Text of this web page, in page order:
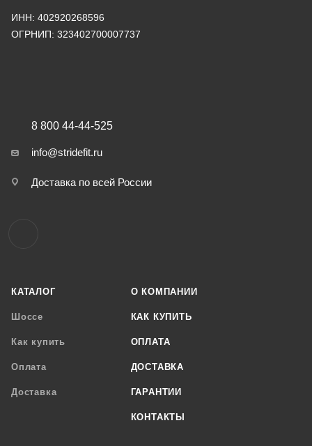
ИНН: 402920268596
ОГРНИП: 323402700007737
КАТАЛОГ
Шоссе
Как купить
Оплата
Доставка
О КОМПАНИИ
КАК КУПИТЬ
ОПЛАТА
ДОСТАВКА
ГАРАНТИИ
КОНТАКТЫ
8 800 44-44-525
info@stridefit.ru
Доставка по всей России